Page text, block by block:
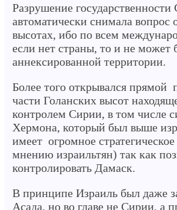
Разрушение государственности
автоматически снимала вопрос
высотах, ибо по всем
если нет страны, то и не может
аннексированной территории.
Более того открывался прямой
части Голанских высот
контролем Сирии, в том числе
Хермона, который был выше
имеет огромное
мнению израильтян) так как
контролировать Дамаск.
В принципе Израиль был даже
Асада, но во главе не Сирии, а